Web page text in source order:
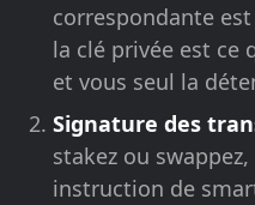
correspondante
la clé privée est ce
et vous seul la
Signature des
stakez ou
instruction de